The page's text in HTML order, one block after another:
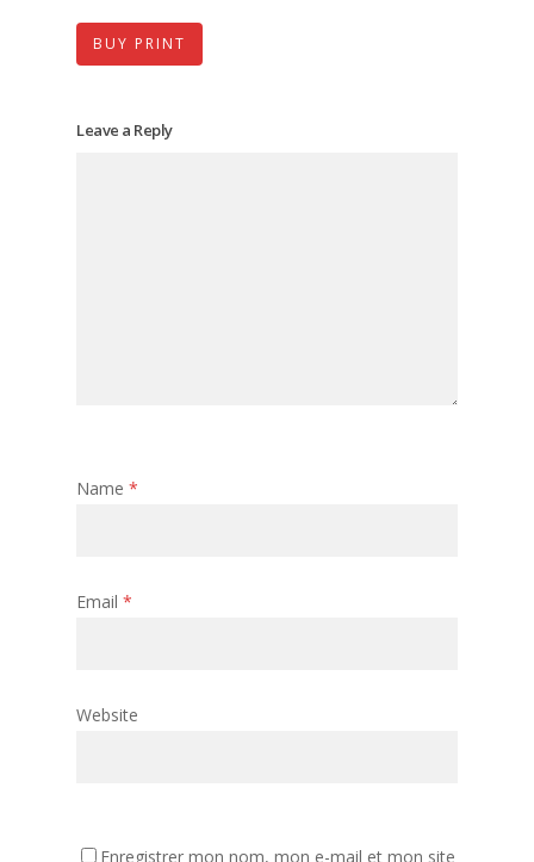
BUY PRINT
Leave a Reply
Name *
Email *
Website
Enregistrer mon nom, mon e-mail et mon site